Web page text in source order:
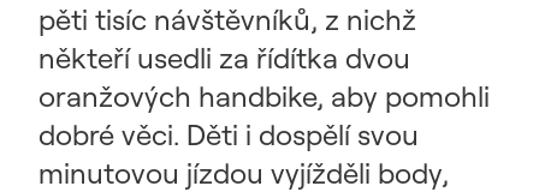
pěti tisíc návštěvníků, z nichž
někteří usedli za řídítka dvou
oranžových handbike, aby pomohli
dobré věci. Děti i dospělí svou
minutovou jízdou vyjížděli body,